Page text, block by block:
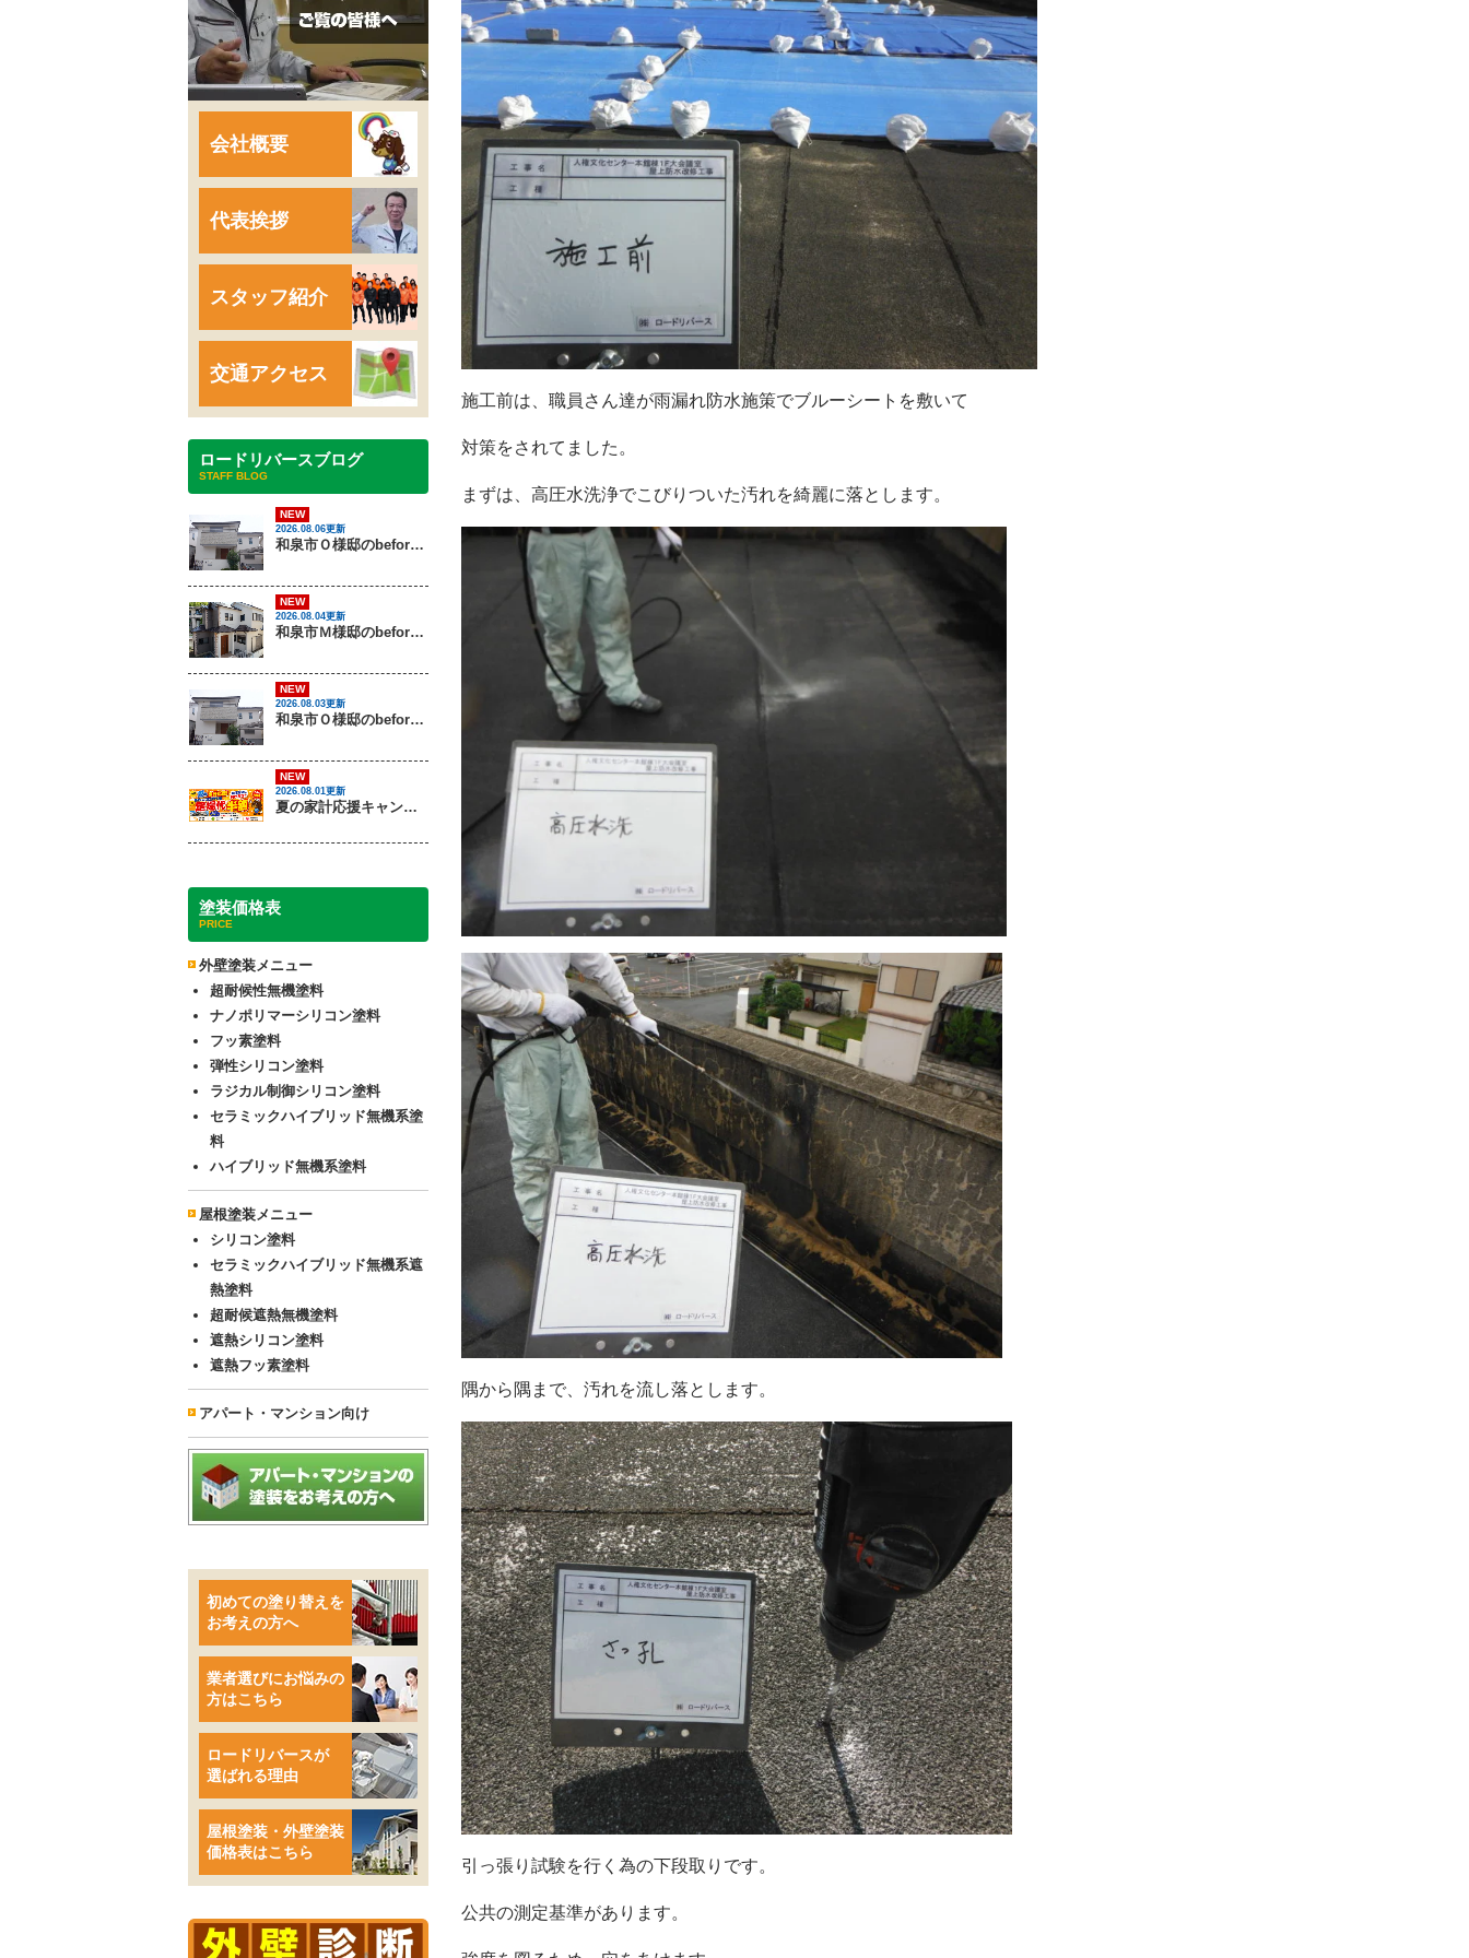
施工前は、職員さん達が雨漏れ防水施策でブルーシートを敷いて
対策をされてました。
まずは、高圧水洗浄でこびりついた汚れを綺麗に落とします。
隅から隅まで、汚れを流し落とします。
引っ張り試験を行く為の下段取りです。
公共の測定基準があります。
会社概要
代表挨拶
スタッフ紹介
交通アクセス
ロードリバースブログ
STAFF BLOG
NEW
2026.08.06更新
和泉市Ｏ様邸のbeforeとafter（外壁塗装）
NEW
2026.08.04更新
和泉市Ｍ様邸のbeforeとafter（外壁塗装・屋根塗装）
NEW
2026.08.03更新
和泉市Ｏ様邸のbeforeとafter（外壁塗装）
NEW
2026.08.01更新
夏の家計応援キャンペーン開催！足場代半額でお得に外壁・屋根塗装を始めるチャンス【8月30日まで】
塗装価格表
PRICE
外壁塗装メニュー
超耐候性無機塗料
ナノポリマーシリコン塗料
フッ素塗料
弾性シリコン塗料
ラジカル制御シリコン塗料
セラミックハイブリッド無機系塗
料
ハイブリッド無機系塗料
屋根塗装メニュー
シリコン塗料
セラミックハイブリッド無機系遮
熱塗料
超耐候遮熱無機塗料
遮熱シリコン塗料
遮熱フッ素塗料
アパート・マンション向け
初めての塗り替えを
お考えの方へ
業者選びにお悩みの
方はこちら
ロードリバースが
選ばれる理由
屋根塗装・外壁塗装
価格表はこちら